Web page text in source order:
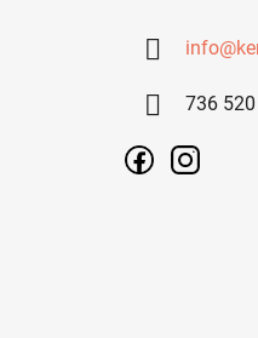
info@
736